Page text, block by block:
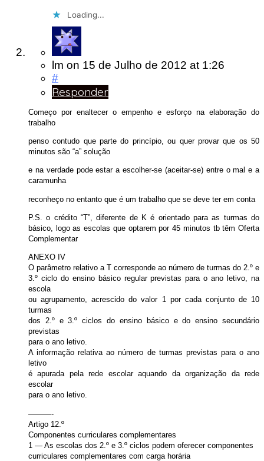
Loading...
lm on 15 de Julho de 2012 at 1:26
#
Responder
Começo por enaltecer o empenho e esforço na elaboração do
trabalho
penso contudo que parte do princípio, ou quer provar que os 50
minutos são “a” solução
e na verdade pode estar a escolher-se (aceitar-se) entre o mal e a
caramunha
reconheço no entanto que é um trabalho que se deve ter em conta
P.S. o crédito “T”, diferente de K é orientado para as turmas do
básico, logo as escolas que optarem por 45 minutos tb têm Oferta
Complementar
ANEXO IV
O parâmetro relativo a T corresponde ao número de turmas do 2.º e
3.º ciclo do ensino básico regular previstas para o ano letivo, na
escola
ou agrupamento, acrescido do valor 1 por cada conjunto de 10
turmas
dos 2.º e 3.º ciclos do ensino básico e do ensino secundário
previstas
para o ano letivo.
A informação relativa ao número de turmas previstas para o ano
letivo
é apurada pela rede escolar aquando da organização da rede
escolar
para o ano letivo.
———-
Artigo 12.º
Componentes curriculares complementares
1 — As escolas dos 2.º e 3.º ciclos podem oferecer componentes
curriculares complementares com carga horária